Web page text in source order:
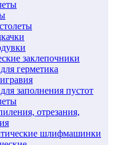
заклепочники
герметика
заполнения пустот
отрезания,
шлифмашинки